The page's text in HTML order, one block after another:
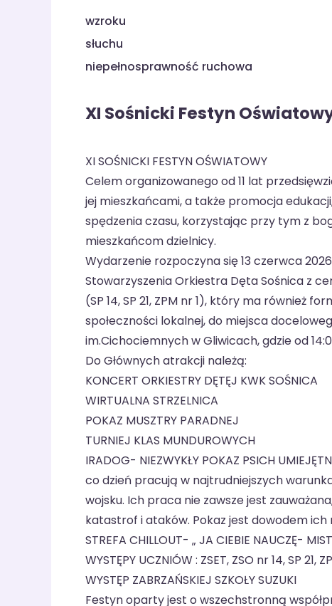
wzroku
słuchu
niepełnosprawność ruchowa
XI Sośnicki Festyn
XI SOŚNICKI FESTYN OŚWIATOWY
Celem organizowanego od 11 lat
jej mieszkańcami, a także promocja
spędzenia czasu, korzystając przy tym z
mieszkańcom dzielnicy.
Wydarzenie rozpoczyna się 13 czerwca
Stowarzyszenia Orkiestra Dęta Sośnica z
(SP 14, SP 21, ZPM nr 1), który ma również
społeczności lokalnej, do miejsca
im.Cichociemnych w Gliwicach, gdzie od
Do Głównych atrakcji należą:
KONCERT ORKIESTRY DĘTĘJ KWK SOŚNICA
WIRTUALNA STRZELNICA
POKAZ MUSZTRY PARADNEJ
TURNIEJ KLAS MUNDUROWYCH
IRADOG- NIEZWYKŁY POKAZ PSICH
co dzień pracują w najtrudniejszych
wojsku. Ich praca nie zawsze jest
katastrof i ataków. Pokaz jest dowodem
STREFA CHILLOUT- „ JA CIEBIE NAUCZĘ-
WYSTĘPY UCZNIÓW : ZSET, ZSO nr 14, SP 21,
WYSTĘP ZABRZAŃSKIEJ SZKOŁY SUZUKI
Festyn oparty jest o wszechstronną